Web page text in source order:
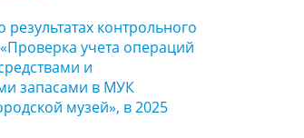
контрольного
учета операций
и
запасами в МУК
музей», в 2025